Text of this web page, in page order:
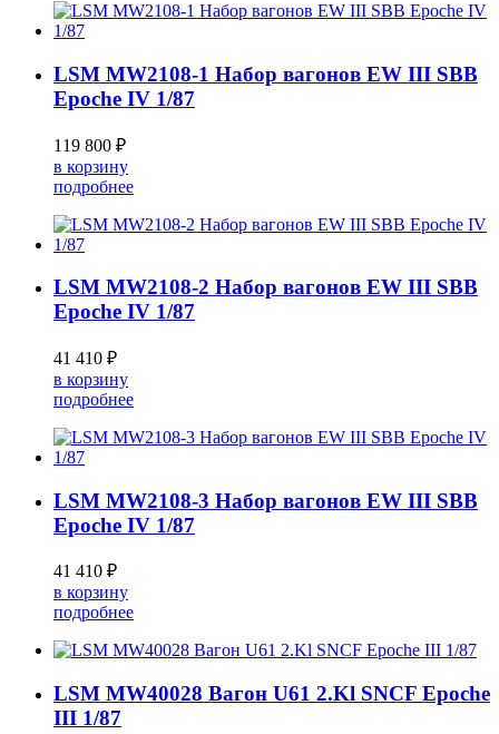
LSM MW2108-1 Набор вагонов EW III SBB
Epoche IV 1/87
119 800 ₽
в корзину
подробнее
LSM MW2108-2 Набор вагонов EW III SBB
Epoche IV 1/87
41 410 ₽
в корзину
подробнее
LSM MW2108-3 Набор вагонов EW III SBB
Epoche IV 1/87
41 410 ₽
в корзину
подробнее
LSM MW40028 Вагон U61 2.Kl SNCF Epoche
III 1/87